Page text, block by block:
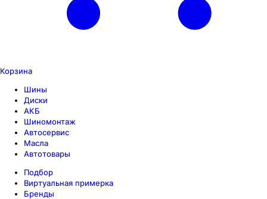
Корзина
Шины
Диски
АКБ
Шиномонтаж
Автосервис
Масла
Автотовары
Подбор
Виртуальная примерка
Бренды